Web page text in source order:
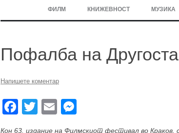
ФИЛМ
БАЛКАНСКИ ФИЛМ
ФЕСТИВАЛИ
КНИЖЕВНОСТ МУЗИКА
Пофалба на Другоста
Напишете коментар
F
T
E
Кон 63. издание на Филмскиот фестивал во Краков,